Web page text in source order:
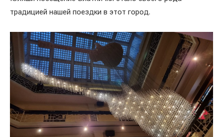
традицией нашей поездки в этот город.